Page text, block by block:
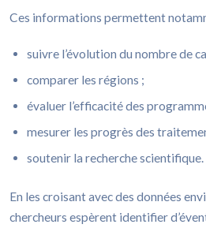
Ces informations permettent
suivre l’évolution du nombre de
comparer les régions ;
évaluer l’efficacité des
mesurer les progrès des
soutenir la recherche scientifique.
En les croisant avec des données
chercheurs espèrent identifier